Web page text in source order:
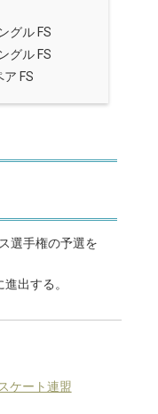
グル FS
グル FS
FS
選手権の予選を
出する。
ケート連盟